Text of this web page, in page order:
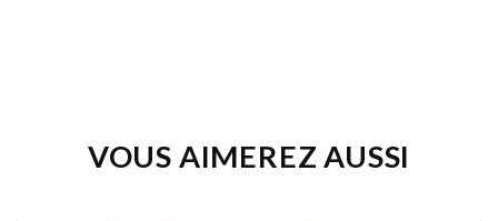
VOUS AIMEREZ AUSSI